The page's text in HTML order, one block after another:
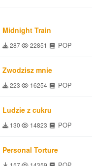
Midnight Train
287 22851 POP
Zwodzisz mnie
223 16254 POP
Ludzie z cukru
130 14823 POP
Personal Torture